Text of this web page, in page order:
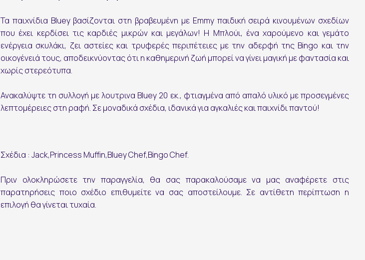
Τα παιχνίδια Bluey βασίζονται στη βραβευμένη με Emmy παιδική σειρά κινουμένων σχεδίων
που έχει κερδίσει τις καρδιές μικρών και μεγάλων! Η Μπλούι, ένα χαρούμενο και γεμάτο
ενέργεια σκυλάκι, ζει αστείες και τρυφερές περιπέτειες με την αδερφή της Bingo και την
οικογένειά τους, αποδεικνύοντας ότι η καθημερινή ζωή μπορεί να γίνει μαγική με φαντασία και
χωρίς στερεότυπα.
Ανακαλύψτε τη συλλογή με λουτρινα Bluey 20 εκ., φτιαγμένα από απαλό υλικό με προσεγμένες
λεπτομέρειες στη ραφή. Σε μοναδικά σχέδια, ιδανικά για αγκαλιές και παιχνίδι παντού!
Σχέδια : Jack,Princess Muffin,Bluey Chef,Bingo Chef.
Πριν ολοκληρώσετε την παραγγελία, θα σας παρακαλούσαμε να μας αναφέρετε στις
παρατηρήσεις ποιο σχέδιο επιθυμείτε να σας αποστείλουμε. Σε αντίθετη περίπτωση η
επιλογή θα γίνεται τυχαία.
Ακολουθήστε μας: